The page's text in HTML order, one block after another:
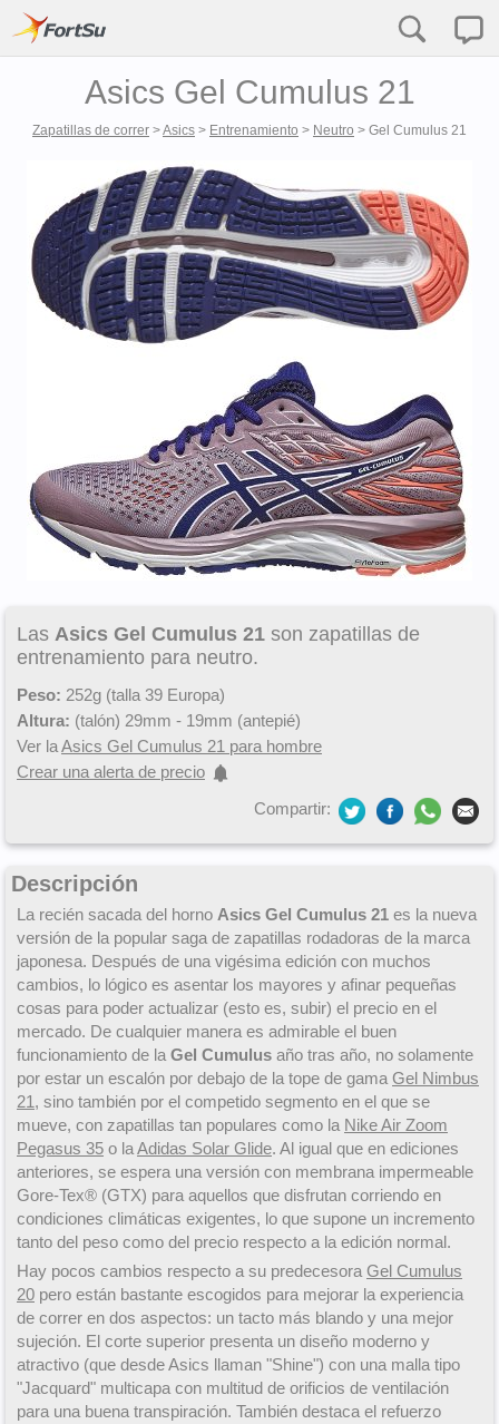
Asics Gel Cumulus 21
Zapatillas de correr >Asics > Entrenamiento > Neutro > Gel Cumulus 21
Las Asics Gel Cumulus 21 son zapatillas de
entrenamiento para neutro.
Peso: 252g (talla 39 Europa)
Altura: (talón) 29mm - 19mm (antepié)
Ver laAsics Gel Cumulus 21 para hombre
Crear una alerta de precio
Compartir:
Descripción
La recién sacada del horno Asics Gel Cumulus 21 es la nueva
versión de la popular saga de zapatillas rodadoras de la marca
japonesa. Después de una vigésima edición con muchos
cambios, lo lógico es asentar los mayores y afinar pequeñas
cosas para poder actualizar (esto es, subir) el precio en el
mercado. De cualquier manera es admirable el buen
funcionamiento de la Gel Cumulus año tras año, no solamente
por estar un escalón por debajo de la tope de gama Gel Nimbus
21 , sino también por el competido segmento en el que se
mueve, con zapatillas tan populares como la Nike Air Zoom
Pegasus 35 o laAdidas Solar Glide. Al igual que en ediciones
anteriores, se espera una versión con membrana impermeable
Gore-Tex® (GTX) para aquellos que disfrutan corriendo en
condiciones climáticas exigentes, lo que supone un incremento
tanto del peso como del precio respecto a la edición normal.
Hay pocos cambios respecto a su predecesora Gel Cumulus
20 pero están bastante escogidos para mejorar la experiencia
de correr en dos aspectos: un tacto más blando y una mejor
sujeción. El corte superior presenta un diseño moderno y
atractivo (que desde Asics llaman "Shine") con una malla tipo
"Jacquard" multicapa con multitud de orificios de ventilación
para una buena transpiración. También destaca el refuerzo